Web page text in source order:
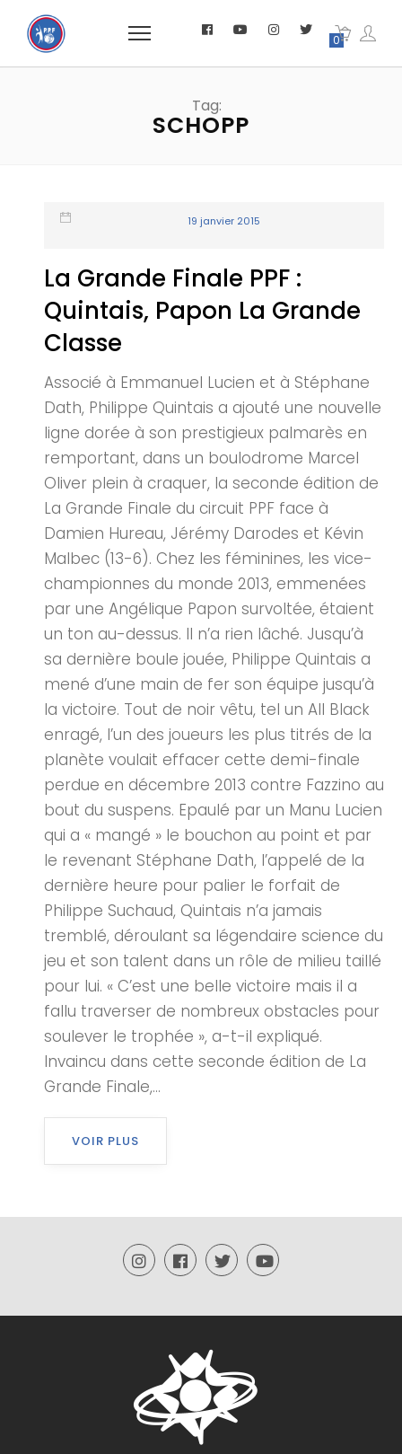
0
Tag:
SCHOPP
19 janvier 2015
La Grande Finale PPF :
Quintais, Papon La Grande
Classe
Associé à Emmanuel Lucien et à Stéphane
Dath, Philippe Quintais a ajouté une nouvelle
ligne dorée à son prestigieux palmarès en
remportant, dans un boulodrome Marcel
Oliver plein à craquer, la seconde édition de
La Grande Finale du circuit PPF face à
Damien Hureau, Jérémy Darodes et Kévin
Malbec (13-6). Chez les féminines, les vice-
championnes du monde 2013, emmenées
par une Angélique Papon survoltée, étaient
un ton au-dessus. Il n’a rien lâché. Jusqu’à
sa dernière boule jouée, Philippe Quintais a
mené d’une main de fer son équipe jusqu’à
la victoire. Tout de noir vêtu, tel un All Black
enragé, l’un des joueurs les plus titrés de la
planète voulait effacer cette demi-finale
perdue en décembre 2013 contre Fazzino au
bout du suspens. Epaulé par un Manu Lucien
qui a « mangé » le bouchon au point et par
le revenant Stéphane Dath, l’appelé de la
dernière heure pour palier le forfait de
Philippe Suchaud, Quintais n’a jamais
tremblé, déroulant sa légendaire science du
jeu et son talent dans un rôle de milieu taillé
pour lui. « C’est une belle victoire mais il a
fallu traverser de nombreux obstacles pour
soulever le trophée », a-t-il expliqué.
Invaincu dans cette seconde édition de La
Grande Finale,...
VOIR PLUS